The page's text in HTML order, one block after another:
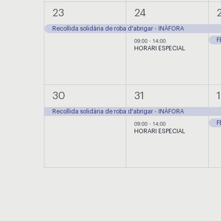
1
esdeveniment,
23
Recollida solidària de roba d'abrigar - INÀFORA
2
esdeveniments,
24
09:00- 14:00
HORARI ESPECIAL
1
esdeveniment,
30
Recollida solidària de roba d'abrigar - INÀFORA
2
esdeveniments,
31
09:00- 14:00
HORARI ESPECIAL
21